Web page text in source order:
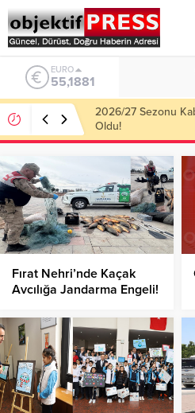
ALTIN
6.660,55
Haliliye Belediyesi
Yemek Ulaştırıyor!
Fırat Nehri’nde Kaçak
Avcılığa Jandarma Engeli!